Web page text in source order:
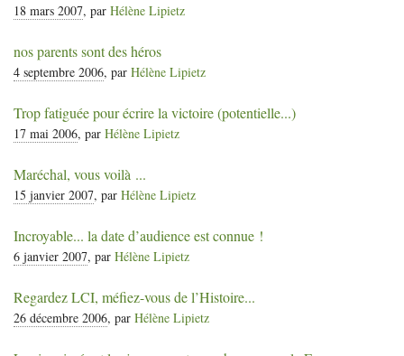
18 mars 2007, par Hélène Lipietz
nos parents sont des héros
4 septembre 2006, par Hélène Lipietz
Trop fatiguée pour écrire la victoire (potentielle...)
17 mai 2006, par Hélène Lipietz
Maréchal, vous voilà ...
15 janvier 2007, par Hélène Lipietz
Incroyable... la date d’audience est connue !
6 janvier 2007, par Hélène Lipietz
RegardezLCI, méfiez-vous de l’Histoire...
26 décembre 2006, par Hélène Lipietz